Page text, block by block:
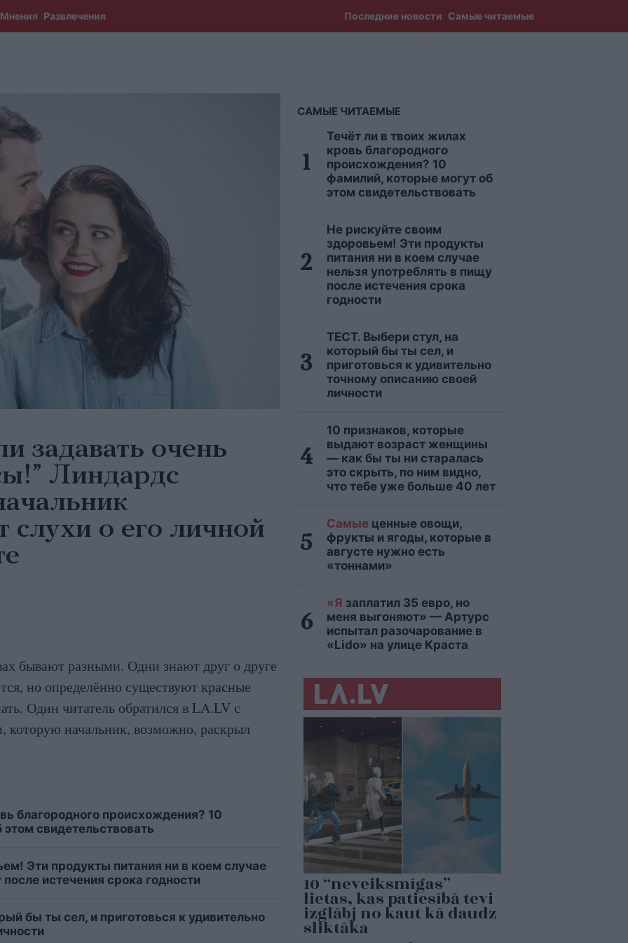
Мнения Развлечения Последние новости Самые читаемые
задавать очень
Линдардс
слухи о его личной
бывают разными. Одни знают друг о друге
но определённо существуют красные
Один читатель обратился в LA.LV с
начальник, возможно, раскрыл
благородного происхождения? 10
свидетельствовать
Эти продукты питания ни в коем случае
истечения срока годности
бы ты сел, и приготовься к удивительно
САМЫЕ ЧИТАЕМЫЕ
Течёт ли в твоих жилах
кровь благородного
происхождения? 10
фамилий, которые могут об
этом свидетельствовать
Не рискуйте своим
здоровьем! Эти продукты
питания ни в коем случае
нельзя употреблять в пищу
после истечения срока
годности
ТЕСТ. Выбери стул, на
который бы ты сел, и
приготовься к удивительно
точному описанию своей
личности
10 признаков, которые
выдают возраст женщины
— как бы ты ни старалась
это скрыть, по ним видно,
что тебе уже больше 40 лет
Самые ценные овощи,
фрукты и ягоды, которые в
августе нужно есть
«тоннами»
«Я заплатил 35 евро, но
меня выгоняют» — Артурс
испытал разочарование в
«Lido» на улице Краста